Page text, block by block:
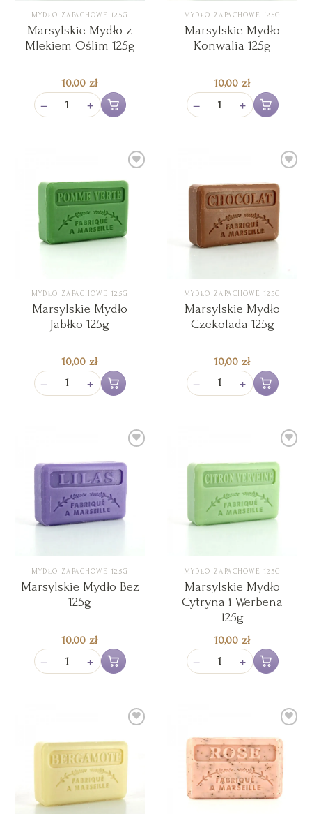
MYDŁO ZAPACHOWE 125G
Marsylskie Mydło z
Mlekiem Oślim 125g
10,00 zł
− + Dodaj do koszyka
MYDŁO ZAPACHOWE 125G
Marsylskie Mydło
Konwalia 125g
10,00 zł
− + Dodaj do
Wishlist
MYDŁO ZAPACHOWE 125G
Marsylskie Mydło
Jabłko 125g
10,00 zł
− + Dodaj do koszyka
Add to
MYDŁO ZAPACHOWE 125G
Marsylskie Mydło
Czekolada 125g
10,00 zł
− + Dodaj do
Add to
MYDŁO ZAPACHOWE 125G
Marsylskie Mydło Bez
125g
10,00 zł
− + Dodaj do koszyka
Add to
MYDŁO ZAPACHOWE 125G
Marsylskie Mydło
Cytryna i Werbena
125g
10,00 zł
− + Dodaj do
Add to
Add to
Wishlist